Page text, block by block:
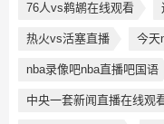
76人vs鹈鹕在线观看
热火vs活塞直播 今天
nba录像吧nba直播吧国语
中央一套新闻直播在线观